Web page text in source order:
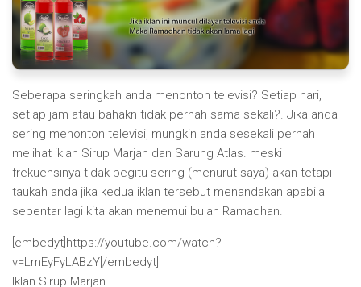
Seberapa seringkah anda menonton televisi? Setiap hari,
setiap jam atau bahakn tidak pernah sama sekali?. Jika anda
sering menonton televisi, mungkin anda sesekali pernah
melihat iklan Sirup Marjan dan Sarung Atlas. meski
frekuensinya tidak begitu sering (menurut saya) akan tetapi
taukah anda jika kedua iklan tersebut menandakan apabila
sebentar lagi kita akan menemui bulan Ramadhan.
[embedyt]https://youtube.com/watch?
v=LmEyFyLABzY[/embedyt]
Iklan Sirup Marjan